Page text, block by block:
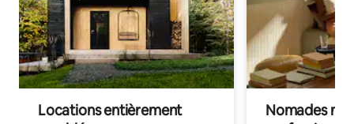
Locations entièrement
Nomades